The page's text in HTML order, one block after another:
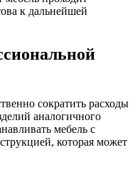
к дальнейшей
сократить расходы
аналогичного
мебель с
которая может